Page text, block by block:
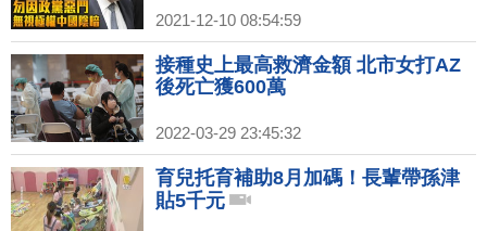
2021-12-10 08:54:59
接種史上最高救濟金額 北市女打AZ
後死亡獲600萬
2022-03-29 23:45:32
育兒托育補助8月加碼！長輩帶孫津
貼5千元